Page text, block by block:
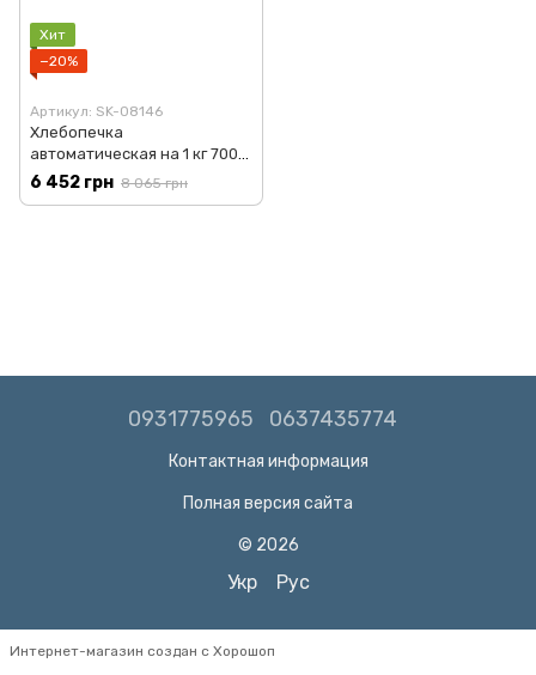
Хит
−20%
Артикул: SK-08146
Хлебопечка
автоматическая на 1 кг 700
Вт на 15 программ
Серебристый Sokany SK-
6 452 грн 8 065 грн
0931775965 0637435774
Контактная информация
Полная версия сайта
© 2026
Укр Рус
Интернет-магазин создан с Хорошоп